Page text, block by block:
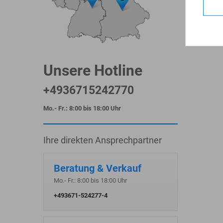
Unsere Hotline
+4936715242770
Mo.- Fr.: 8:00 bis 18:00 Uhr
Ihre direkten Ansprechpartner
Beratung & Verkauf
Mo.- Fr.: 8:00 bis 18:00 Uhr
+493671-524277-4